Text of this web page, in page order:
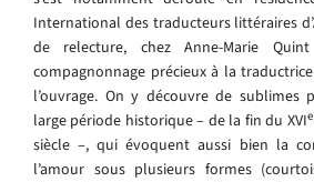
International des traducteurs littéraires
de relecture, chez Anne-Marie
compagnonnage précieux à la
l’ouvrage. On y découvre de sublimes
large période historique – de la fin du XVIe
siècle –, qui évoquent aussi bien la
l’amour sous plusieurs formes